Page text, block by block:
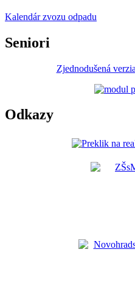
Kalendár zvozu odpadu
Seniori
Zjednodušená
Odkazy